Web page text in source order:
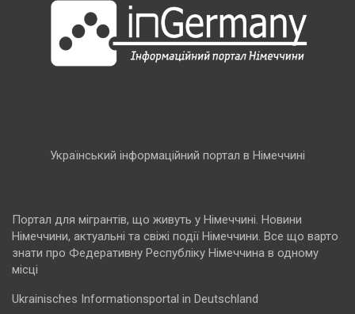
Український інформаційний портал в Німеччині
Портал для мігрантів, що живуть у Німеччині. Новини
Німеччини, актуальні та свіжі події Німеччини. Все що варто
знати про Федеративну Республіку Німеччина в одному
місці
Ukrainisches Informationsportal in Deutschland